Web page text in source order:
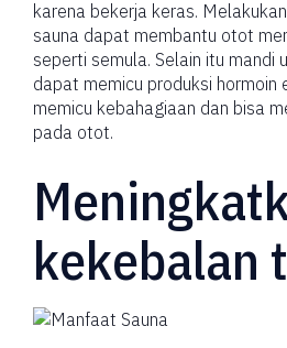
karena bekerja keras.
sauna dapat membantu otot
seperti semula. Selain itu mandi
dapat memicu produksi hormoin
memicu kebahagiaan dan bisa
pada otot.
kekebalan